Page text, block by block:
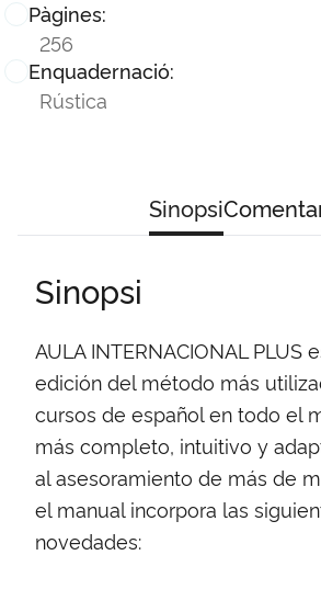
Pàgines:
256
Enquadernació:
Rústica
Sinopsi
Sinopsi
AULA INTERNACIONAL PLUS
edición del método más
cursos de español en todo el
más completo, intuitivo y
al asesoramiento de más de
el manual incorpora las
novedades: